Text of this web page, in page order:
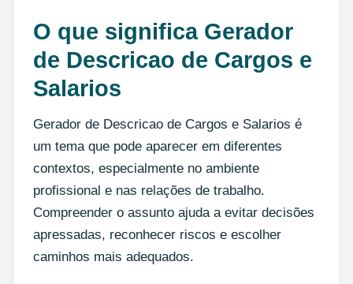
O que significa Gerador
de Descricao de Cargos e
Salarios
Gerador de Descricao de Cargos e Salarios é
um tema que pode aparecer em diferentes
contextos, especialmente no ambiente
profissional e nas relações de trabalho.
Compreender o assunto ajuda a evitar decisões
apressadas, reconhecer riscos e escolher
caminhos mais adequados.